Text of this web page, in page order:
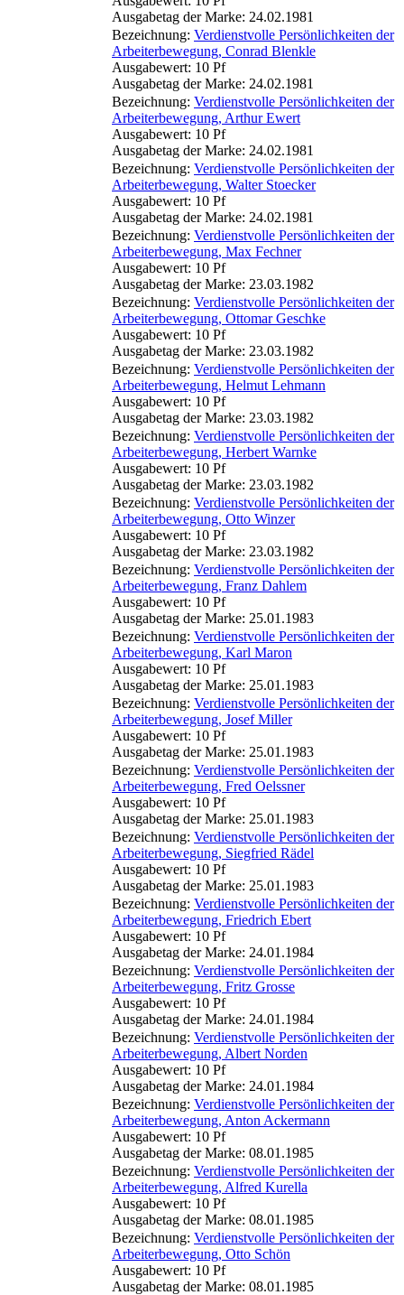
Ausgabetag der Marke: 24.02.1981
Bezeichnung: Verdienstvolle Persönlichkeiten der
Arbeiterbewegung, Conrad Blenkle
Ausgabewert: 10 Pf
Ausgabetag der Marke: 24.02.1981
Bezeichnung: Verdienstvolle Persönlichkeiten der
Arbeiterbewegung, Arthur Ewert
Ausgabewert: 10 Pf
Ausgabetag der Marke: 24.02.1981
Bezeichnung: Verdienstvolle Persönlichkeiten der
Arbeiterbewegung, Walter Stoecker
Ausgabewert: 10 Pf
Ausgabetag der Marke: 24.02.1981
Bezeichnung: Verdienstvolle Persönlichkeiten der
Arbeiterbewegung, Max Fechner
Ausgabewert: 10 Pf
Ausgabetag der Marke: 23.03.1982
Bezeichnung: Verdienstvolle Persönlichkeiten der
Arbeiterbewegung, Ottomar Geschke
Ausgabewert: 10 Pf
Ausgabetag der Marke: 23.03.1982
Bezeichnung: Verdienstvolle Persönlichkeiten der
Arbeiterbewegung, Helmut Lehmann
Ausgabewert: 10 Pf
Ausgabetag der Marke: 23.03.1982
Bezeichnung: Verdienstvolle Persönlichkeiten der
Arbeiterbewegung, Herbert Warnke
Ausgabewert: 10 Pf
Ausgabetag der Marke: 23.03.1982
Bezeichnung: Verdienstvolle Persönlichkeiten der
Arbeiterbewegung, Otto Winzer
Ausgabewert: 10 Pf
Ausgabetag der Marke: 23.03.1982
Bezeichnung: Verdienstvolle Persönlichkeiten der
Arbeiterbewegung, Franz Dahlem
Ausgabewert: 10 Pf
Ausgabetag der Marke: 25.01.1983
Bezeichnung: Verdienstvolle Persönlichkeiten der
Arbeiterbewegung, Karl Maron
Ausgabewert: 10 Pf
Ausgabetag der Marke: 25.01.1983
Bezeichnung: Verdienstvolle Persönlichkeiten der
Arbeiterbewegung, Josef Miller
Ausgabewert: 10 Pf
Ausgabetag der Marke: 25.01.1983
Bezeichnung: Verdienstvolle Persönlichkeiten der
Arbeiterbewegung, Fred Oelssner
Ausgabewert: 10 Pf
Ausgabetag der Marke: 25.01.1983
Bezeichnung: Verdienstvolle Persönlichkeiten der
Arbeiterbewegung, Siegfried Rädel
Ausgabewert: 10 Pf
Ausgabetag der Marke: 25.01.1983
Bezeichnung: Verdienstvolle Persönlichkeiten der
Arbeiterbewegung, Friedrich Ebert
Ausgabewert: 10 Pf
Ausgabetag der Marke: 24.01.1984
Bezeichnung: Verdienstvolle Persönlichkeiten der
Arbeiterbewegung, Fritz Grosse
Ausgabewert: 10 Pf
Ausgabetag der Marke: 24.01.1984
Bezeichnung: Verdienstvolle Persönlichkeiten der
Arbeiterbewegung, Albert Norden
Ausgabewert: 10 Pf
Ausgabetag der Marke: 24.01.1984
Bezeichnung: Verdienstvolle Persönlichkeiten der
Arbeiterbewegung, Anton Ackermann
Ausgabewert: 10 Pf
Ausgabetag der Marke: 08.01.1985
Bezeichnung: Verdienstvolle Persönlichkeiten der
Arbeiterbewegung, Alfred Kurella
Ausgabewert: 10 Pf
Ausgabetag der Marke: 08.01.1985
Bezeichnung: Verdienstvolle Persönlichkeiten der
Arbeiterbewegung, Otto Schön
Ausgabewert: 10 Pf
Ausgabetag der Marke: 08.01.1985